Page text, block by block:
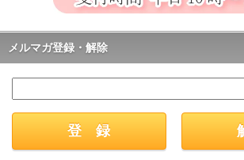
メルマガ登録・解除